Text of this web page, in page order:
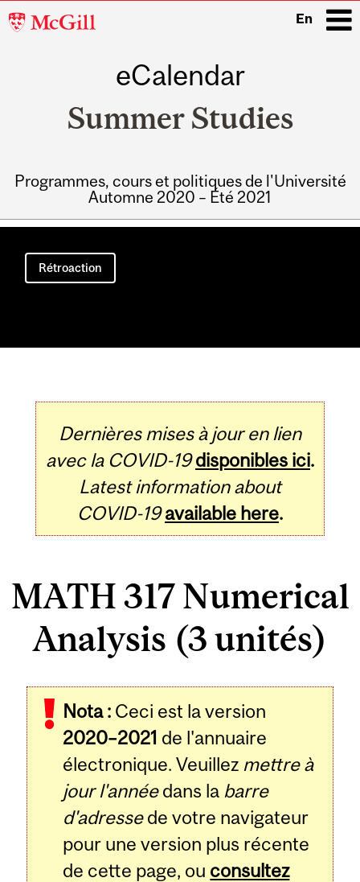
McGill
En
eCalendar
Summer Studies
Programmes, cours et politiques de l'Université
Automne 2020 – Été 2021
Main
navigation
Rétroaction
Dernières mises à jour en lien
avec la COVID-19 disponibles ici.
Latest information about
COVID-19 available here.
MATH 317 Numerical
Analysis (3 unités)
Nota : Ceci est la version
2020–2021 de l'annuaire
électronique. Veuillez mettre à
jour l'annéedans la barre
d'adressede votre navigateur
pour une version plus récente
de cette page, ou consultez
Related
Content